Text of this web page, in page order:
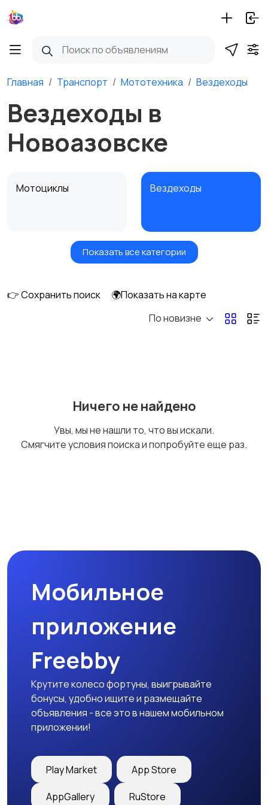
Главная Транспорт Мототехника Вездеходы
Вездеходы в
Новоазовске
Мотоциклы Вездеходы
Квадроциклы и багги
Снегоходы
Показать все категории
👉 Сохранить поиск
🌍Показать на карте
По новизне
Ничего не найдено
Увы, мы не нашли то, что вы искали.
Смягчите условия поиска и попробуйте еще раз.
Мобильное
приложение
Freebby
Крутите колесо фортуны, выигрывайте
бонусы, удобно ищите и размещайте
объявления - все это в нашем мобильном
приложении!
Play Market App Store
AppGallery RuStore